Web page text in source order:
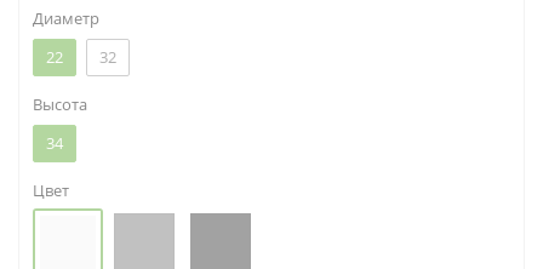
Диаметр
22
32
Высота
34
Цвет